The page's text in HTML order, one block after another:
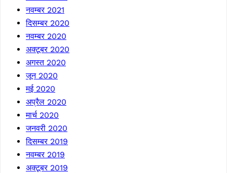
नवम्बर 2021
दिसम्बर 2020
नवम्बर 2020
अक्टूबर 2020
अगस्त 2020
जून 2020
मई 2020
अप्रैल 2020
मार्च 2020
जनवरी 2020
दिसम्बर 2019
नवम्बर 2019
अक्टूबर 2019